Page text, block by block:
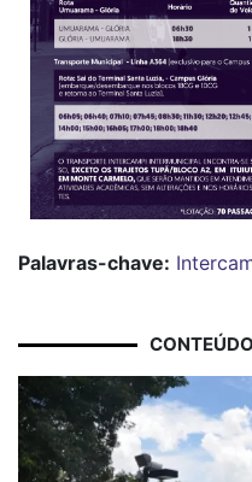
Palavras-chave: